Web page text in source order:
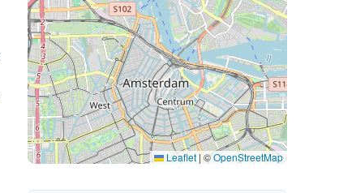
Leaflet |©OpenStreetMap